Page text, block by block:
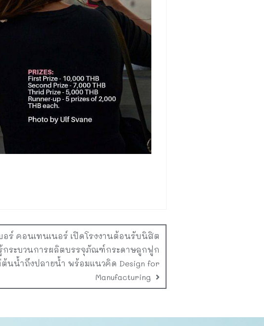
อร์ คอนเทนเนอร์ เปิดโรงงานต้อนรับนิสิต
กระบวนการผลิตบรรจุภัณฑ์กระดาษลูกฟูก
นน้ำถึงปลายน้ำ พร้อมแนวคิด Design for
Manufacturing